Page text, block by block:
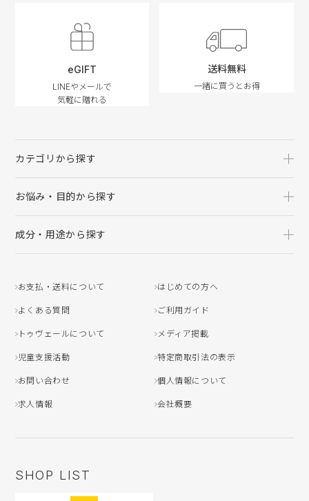
eGIFT
LINEやメールで
気軽に贈れる
送料無料
一緒に買うとお得
カテゴリから探す
お悩み・目的から探す
成分・用途から探す
お支払・送料について はじめての方へ
よくある質問 ご利用ガイド
トゥヴェールについて メディア掲載
児童支援活動 特定商取引法の表示
お問い合わせ 個人情報について
求人情報 会社概要
SHOP LIST